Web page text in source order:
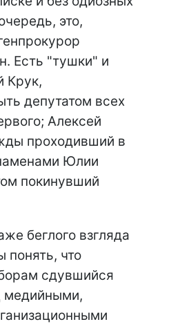
это,
Есть "тушки" и
Крук,
депутатом всех
Алексей
проходивший в
Юлии
покинувший
беглого взгляда
понять, что
сдувшийся
медийными,